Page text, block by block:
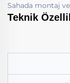
Sahada montaj
Teknik